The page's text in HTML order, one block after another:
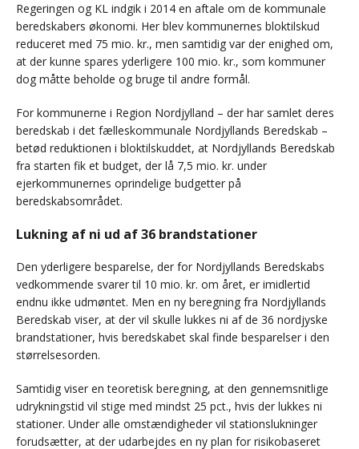
Regeringen og KL indgik i 2014 en aftale om de kommunale
beredskabers økonomi. Her blev kommunernes bloktilskud
reduceret med 75 mio. kr., men samtidig var der enighed om,
at der kunne spares yderligere 100 mio. kr., som kommuner
dog måtte beholde og bruge til andre formål.
For kommunerne i Region Nordjylland – der har samlet deres
beredskab i det fælleskommunale Nordjyllands Beredskab –
betød reduktionen i bloktilskuddet, at Nordjyllands Beredskab
fra starten fik et budget, der lå 7,5 mio. kr. under
ejerkommunernes oprindelige budgetter på
beredskabsområdet.
Lukning af ni ud af 36 brandstationer
Den yderligere besparelse, der for Nordjyllands Beredskabs
vedkommende svarer til 10 mio. kr. om året, er imidlertid
endnu ikke udmøntet. Men en ny beregning fra Nordjyllands
Beredskab viser, at der vil skulle lukkes ni af de 36 nordjyske
brandstationer, hvis beredskabet skal finde besparelser i den
størrelsesorden.
Samtidig viser en teoretisk beregning, at den gennemsnitlige
udrykningstid vil stige med mindst 25 pct., hvis der lukkes ni
stationer. Under alle omstændigheder vil stationslukninger
forudsætter, at der udarbejdes en ny plan for risikobaseret